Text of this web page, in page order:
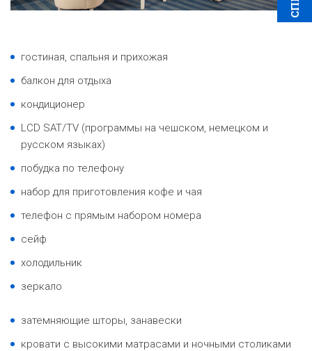
гостиная, спальня и прихожая
балкон для отдыха
кондиционер
LCD SAT/TV (программы на чешском, немецком и
русском языках)
побудка по телефону
набор для приготовления кофе и чая
телефон с прямым набором номера
сейф
холодильник
зеркало
затемняющие шторы, занавески
кровати с высокими матрасами и ночными столиками